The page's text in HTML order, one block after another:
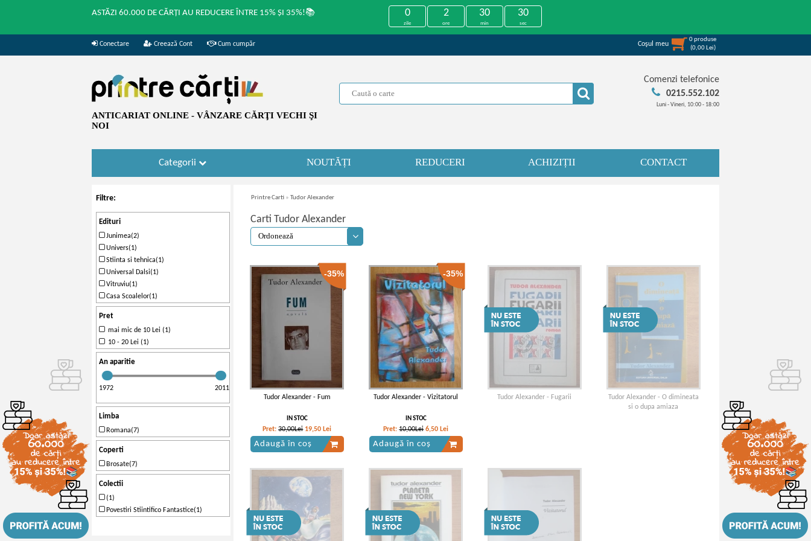
ASTĂZI 60.000 DE CĂRȚI AU REDUCERE ÎNTRE 15% ȘI 35%!📚 0
zile
2
ore
30
min
30
sec
Conectare Creează Cont Cum cumpăr Coşul meu
0produse
(0,00 Lei)
ANTICARIAT ONLINE - VÂNZARE CĂRŢI VECHI ŞI
NOI
Comenzi telefonice
0215.552.102
Luni - Vineri, 10:00 - 18:00
Categorii NOUTĂȚI REDUCERI ACHIZIȚII CONTACT
Filtre:
Edituri
Junimea(2)
Univers(1)
Stiinta si tehnica(1)
Universal Dalsi(1)
Vitruviu(1)
Casa Scoalelor(1)
Pret
mai mic de 10 Lei (1)
10 - 20 Lei (1)
An aparitie
1972 2011
Limba
Romana(7)
Coperti
Brosate(7)
Colectii
(1)
Povestiri Stiintifico Fantastice(1)
Printre Carti » Tudor Alexander
Carti Tudor Alexander
-35%
Tudor Alexander - Fum
IN STOC
Pret:30,00Lei 19,50 Lei
Adaugă în coș
-35%
Tudor Alexander - Vizitatorul
IN STOC
Pret:10,00Lei 6,50 Lei
Adaugă în coș
Tudor Alexander - Fugarii
Tudor Alexander - O dimineata
si o dupa amiaza